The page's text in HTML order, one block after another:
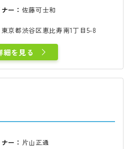
ー： 佐藤可士和
東京都渋谷区恵比寿南1丁目5-8
細を見る
ー： 片山正通